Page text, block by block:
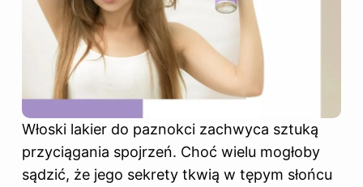
Włoski lakier do paznokci zachwyca sztuką
przyciągania spojrzeń. Choć wielu mogłoby
sądzić, że jego sekrety tkwią w tępym słońcu